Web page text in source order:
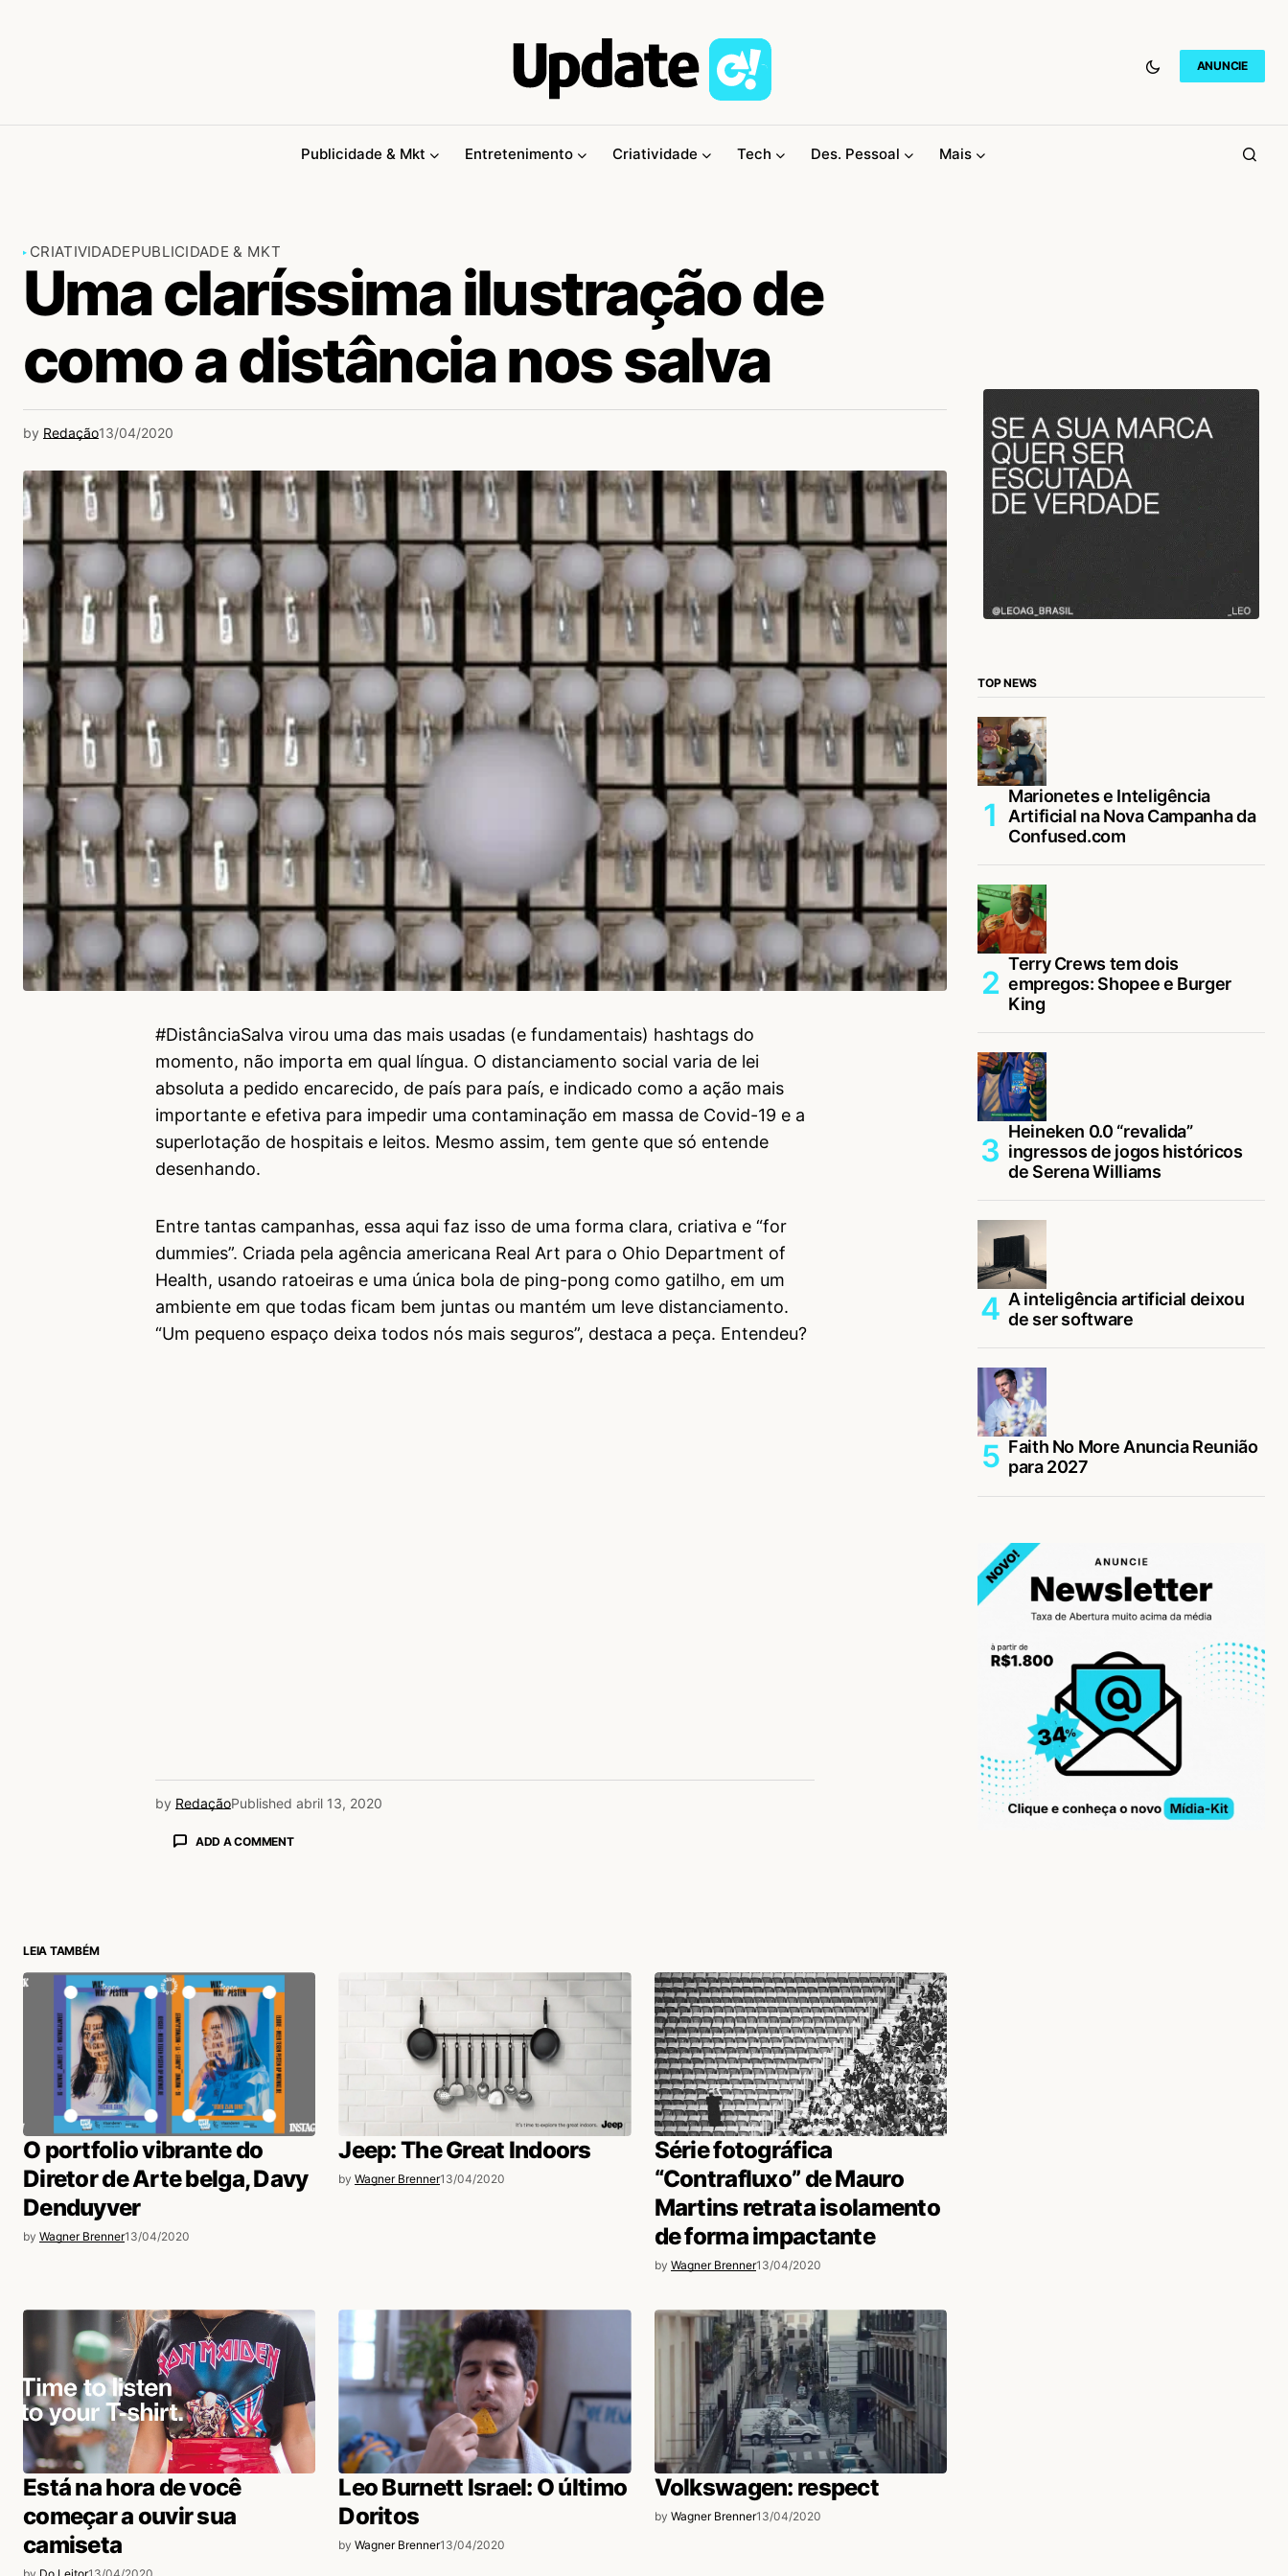
ANUNCIE
Publicidade & Mkt Entretenimento Criatividade Tech Des. Pessoal Mais
CRIATIVIDADEPUBLICIDADE & MKT
Uma claríssima ilustração de
como a distância nos salva
by Redação13/04/2020
#DistânciaSalva virou uma das mais usadas (e fundamentais) hashtags do
momento, não importa em qual língua. O distanciamento social varia de lei
absoluta a pedido encarecido, de país para país, e indicado como a ação mais
importante e efetiva para impedir uma contaminação em massa de Covid-19 e a
superlotação de hospitais e leitos. Mesmo assim, tem gente que só entende
desenhando.
Entre tantas campanhas, essa aqui faz isso de uma forma clara, criativa e “for
dummies”. Criada pela agência americana Real Art para o Ohio Department of
Health, usando ratoeiras e uma única bola de ping-pong como gatilho, em um
ambiente em que todas ficam bem juntas ou mantém um leve distanciamento.
“Um pequeno espaço deixa todos nós mais seguros”, destaca a peça. Entendeu?
by RedaçãoPublished abril 13, 2020
ADD A COMMENT
LEIA TAMBÉM
O portfolio vibrante do
Diretor de Arte belga, Davy
Denduyver
by Wagner Brenner13/04/2020
Jeep: The Great Indoors
by Wagner Brenner13/04/2020
Série fotográfica
“Contrafluxo” de Mauro
Martins retrata isolamento
de forma impactante
by Wagner Brenner13/04/2020
Está na hora de você
começar a ouvir sua
camiseta
Leo Burnett Israel: O último
Doritos
by Wagner Brenner13/04/2020
Volkswagen: respect
by Wagner Brenner13/04/2020
TOP NEWS
Marionetes e Inteligência
Artificial na Nova Campanha da
Confused.com
Terry Crews tem dois
empregos: Shopee e Burger
King
Heineken 0.0 “revalida”
ingressos de jogos históricos
de Serena Williams
A inteligência artificial deixou
de ser software
Faith No More Anuncia Reunião
para 2027